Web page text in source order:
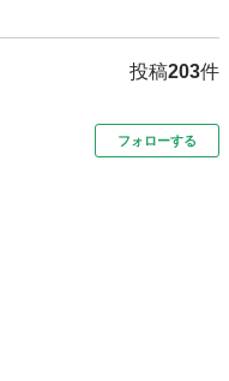
投稿203件
フォローする